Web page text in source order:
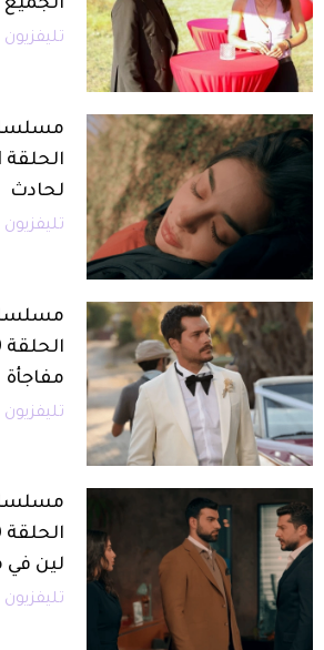
الجميع
تليفزيون
لحادث
تليفزيون
مسلسل
مفاجأة
تليفزيون
لين
تليفزيون